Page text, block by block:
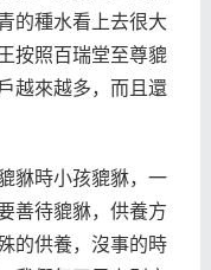
的種水看上去很大
按照百瑞堂至尊貔
越來越多，而且還
貅時小孩貔貅，一
善待貔貅，供養方
的供養，沒事的時